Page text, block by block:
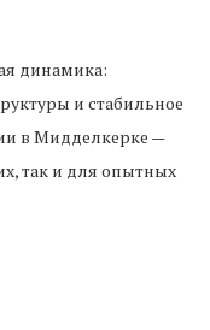
динамика:
и стабильное
в Мидделкерке —
так и для опытных